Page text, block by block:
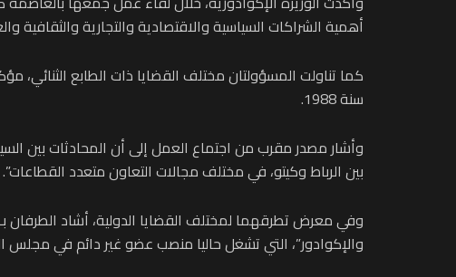
أهمية الشراكات السياسية والاقتصادية والتجارية والثقافية
كما تناولت المسؤولتان مختلف القضايا ذات الطابع الثنائي،
سنة 1988.
وأشار مصدر مقرب من اجتماع العمل إلى أن المحادثات بين
بين الرباط وكيتو، في مختلف مجالات التعاون متعدد القطاعات”.
وفي معرض تطرقهما لمختلف القضايا الدولية، أشاد الطرفان
والإكوادور”، التي تشغل حاليا منصب عضو غير دائم في مجلس